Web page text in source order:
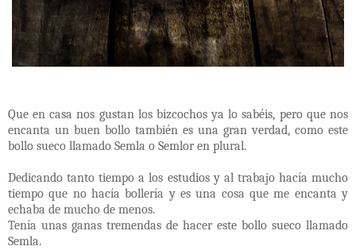
Que en casa nos gustan los bizcochos ya lo sabéis, pero que nos
encanta un buen bollo también es una gran verdad, como este
bollo sueco llamado Semla o Semlor en plural.
Dedicando tanto tiempo a los estudios y al trabajo hacía mucho
tiempo que no hacía bollería y es una cosa que me encanta y
echaba de mucho de menos.
Tenía unas ganas tremendas de hacer este bollo sueco llamado
Semla.